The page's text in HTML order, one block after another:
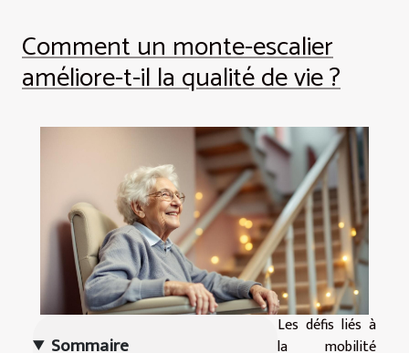
Comment un monte-escalier
améliore-t-il la qualité de vie ?
Sommaire
Les défis liés à
la mobilité